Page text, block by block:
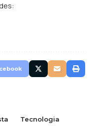
Tecnologia